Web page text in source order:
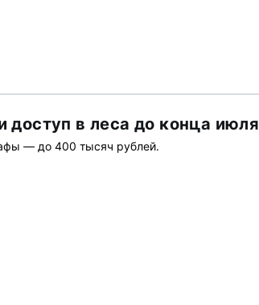
доступ в леса до конца июля
— до 400 тысяч рублей.